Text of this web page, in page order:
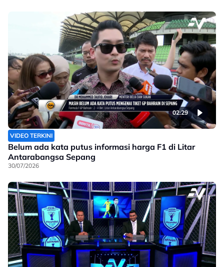
02:29
VIDEO TERKINI
Belum ada kata putus informasi harga F1 di Litar
Antarabangsa Sepang
30/07/2026